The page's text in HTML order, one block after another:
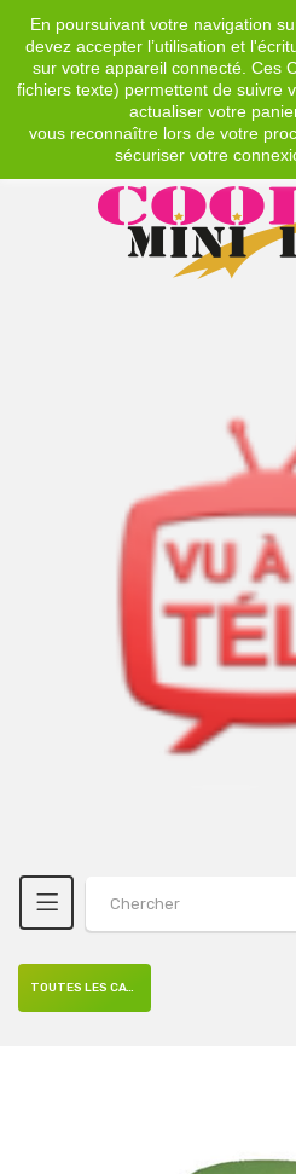
En poursuivant votre navigation
devez accepter l’utilisation et
sur votre appareil connecté. Ces
fichiers texte) permettent de suivre
actualiser votre
vous reconnaître lors de votre
sécuriser votre
EUR
TOUTES LES CATÉGORIES